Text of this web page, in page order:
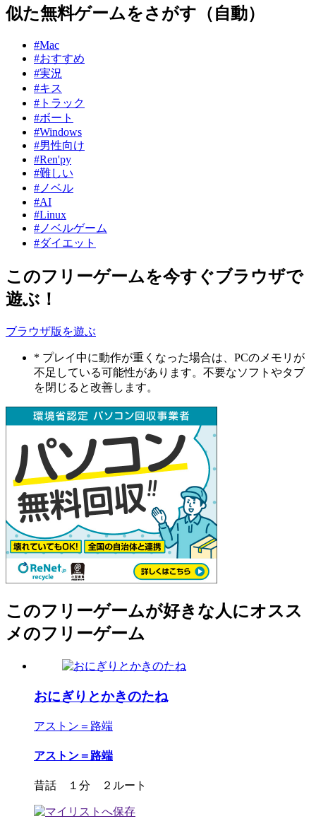
似た無料ゲームをさがす（自動）
#Mac
#おすすめ
#実況
#キス
#トラック
#ボート
#Windows
#男性向け
#Ren'py
#難しい
#ノベル
#AI
#Linux
#ノベルゲーム
#ダイエット
このフリーゲームを今すぐブラウザで
遊ぶ！
ブラウザ版を遊ぶ
* プレイ中に動作が重くなった場合は、PCのメモリが
不足している可能性があります。不要なソフトやタブ
を閉じると改善します。
このフリーゲームが好きな人にオスス
メのフリーゲーム
おにぎりとかきのたね
アストン＝路端
アストン＝路端
昔話 １分 ２ルート